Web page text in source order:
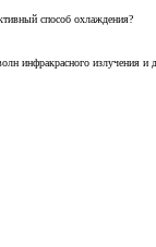
способ охлаждения?
инфракрасного излучения и